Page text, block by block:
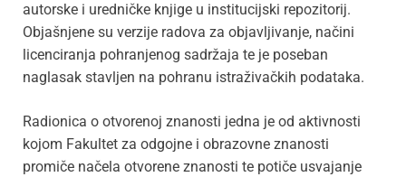
autorske i uredničke knjige u institucijski repozitorij.
Objašnjene su verzije radova za objavljivanje, načini
licenciranja pohranjenog sadržaja te je poseban
naglasak stavljen na pohranu istraživačkih podataka.
Radionica o otvorenoj znanosti jedna je od aktivnosti
kojom Fakultet za odgojne i obrazovne znanosti
promiče načela otvorene znanosti te potiče usvajanje